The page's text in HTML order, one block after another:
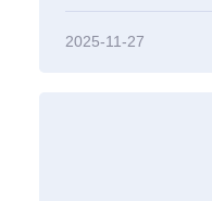
2025-11-27